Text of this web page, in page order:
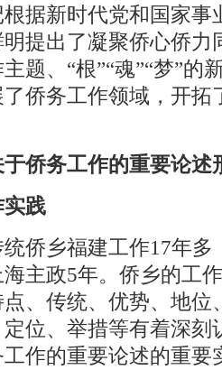
据新时代党和国家事
提出了凝聚侨心侨力
题、“根”“魂”“梦”的
侨务工作领域，开拓
务工作的重要论述
践
乡福建工作17年多
主政5年。侨乡的工
、传统、优势、地位
位、举措等有着深刻
作的重要论述的重要